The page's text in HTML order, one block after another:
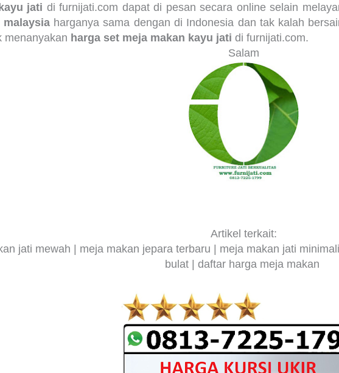
jati di furnijati.com dapat di pesan secara online selain
harganya sama dengan di Indonesia dan tak kalah
menanyakan harga set meja makan kayu jati di furnijati.com.
Salam
Artikel terkait:
jati mewah | meja makan jepara terbaru | meja makan jati
bulat | daftar harga meja makan